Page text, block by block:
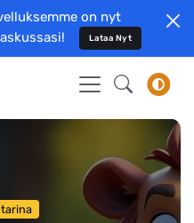
on nyt
Lataa Nyt